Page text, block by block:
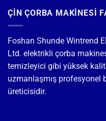
ÇIN ÇORBA MAKINESI
Foshan Shunde Wintrend
Ltd. elektrikli çorba
temizleyici gibi yüksek
uzmanlaşmış profesyonel
üreticisidir.